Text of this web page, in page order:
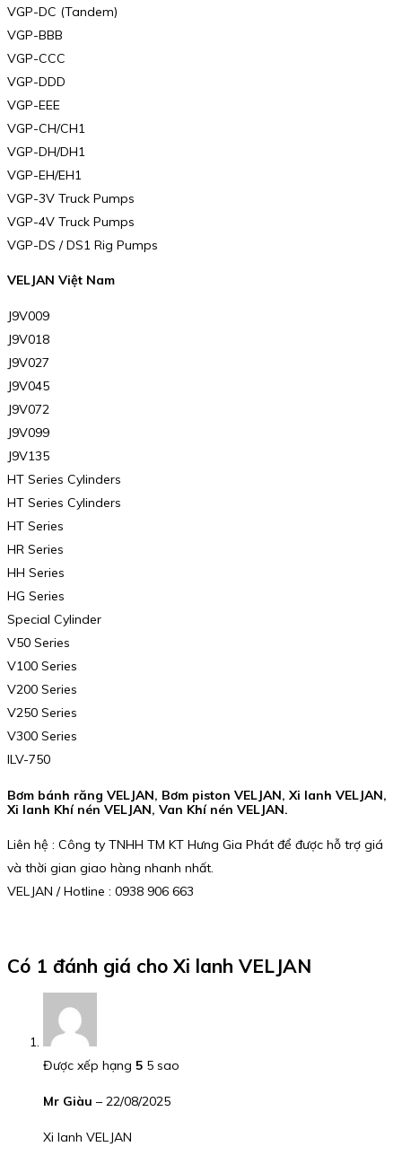
VGP-DC (Tandem)
VGP-BBB
VGP-CCC
VGP-DDD
VGP-EEE
VGP-CH/CH1
VGP-DH/DH1
VGP-EH/EH1
VGP-3V Truck Pumps
VGP-4V Truck Pumps
VGP-DS / DS1 Rig Pumps
VELJAN Việt Nam
J9V009
J9V018
J9V027
J9V045
J9V072
J9V099
J9V135
HT Series Cylinders
HT Series Cylinders
HT Series
HR Series
HH Series
HG Series
Special Cylinder
V50 Series
V100 Series
V200 Series
V250 Series
V300 Series
ILV-750
Bơm bánh răng VELJAN, Bơm piston VELJAN, Xi lanh VELJAN,
Xi lanh Khí nén VELJAN, Van Khí nén VELJAN.
Liên hệ : Công ty TNHH TM KT Hưng Gia Phát để được hỗ trợ giá
và thời gian giao hàng nhanh nhất.
VELJAN / Hotline : 0938 906 663
Có 1 đánh giá cho Xi lanh VELJAN
Được xếp hạng 5 5 sao
Mr Giàu – 22/08/2025
Xi lanh VELJAN